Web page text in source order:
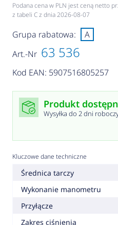
Podana cena w PLN jest ceną netto
z tabeli C z dnia 2026-08-07
Art.-Nr 63 536
Kod EAN: 5907516805257
Grupa rabatowa: A
Produkt
Wysyłka do 2 dni
Kluczowe dane techniczne
Średnica tarczy
Wykonanie manometru
Przyłącze
Zakres ciśnienia